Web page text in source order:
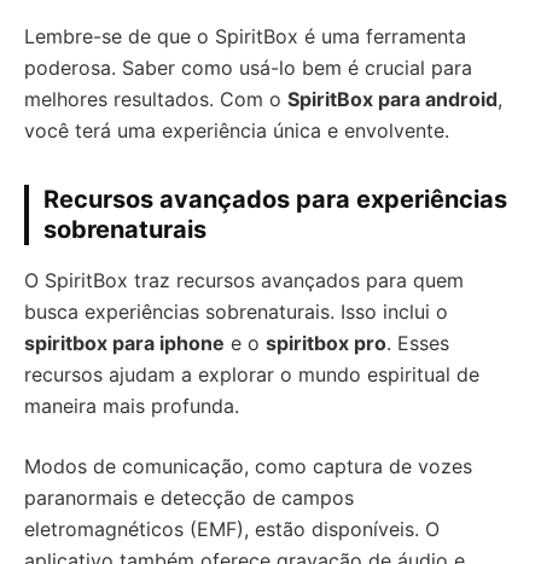
Lembre-se de que o SpiritBox é uma ferramenta
poderosa. Saber como usá-lo bem é crucial para
melhores resultados. Com o SpiritBox para android,
você terá uma experiência única e envolvente.
Recursos avançados para experiências
sobrenaturais
O SpiritBox traz recursos avançados para quem
busca experiências sobrenaturais. Isso inclui o
spiritbox para iphone e o spiritbox pro. Esses
recursos ajudam a explorar o mundo espiritual de
maneira mais profunda.
Modos de comunicação, como captura de vozes
paranormais e detecção de campos
eletromagnéticos (EMF), estão disponíveis. O